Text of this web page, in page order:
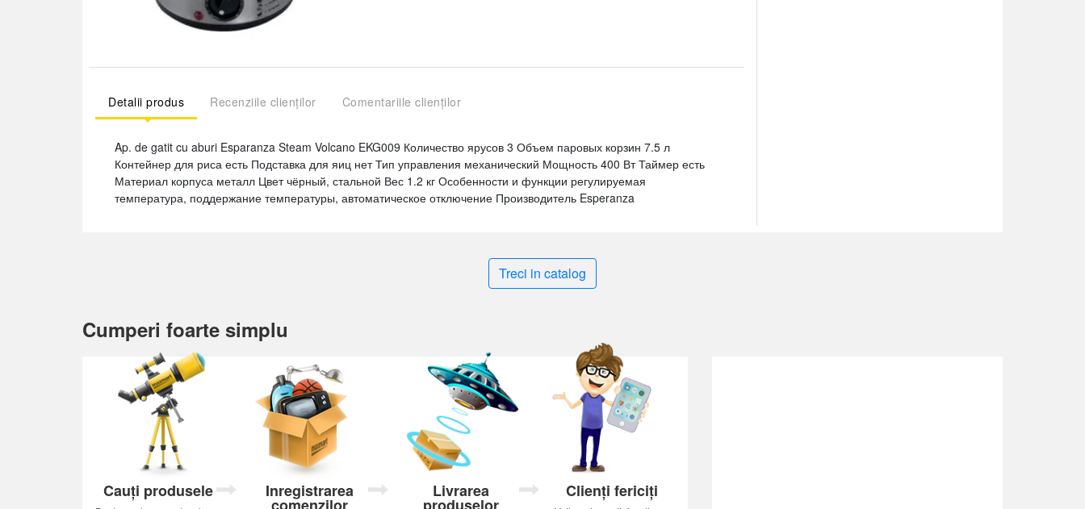
Detalii produs Recenziile clienților Comentariile clienților
Ap. de gatit cu aburi Esparanza Steam Volcano EKG009 Количество ярусов 3 Объем паровых корзин 7.5 л
Контейнер для риса есть Подставка для яиц нет Тип управления механический Мощность 400 Вт Таймер есть
Материал корпуса металл Цвет чёрный, стальной Вес 1.2 кг Особенности и функции регулируемая
температура, поддержание температуры, автоматическое отключение Производитель Esperanza
Treci in catalog
Cumperi foarte simplu
Cauți produsele Inregistrarea Livrarea Clienți fericiți